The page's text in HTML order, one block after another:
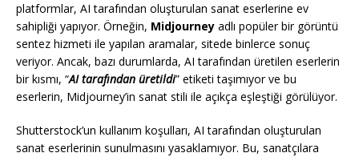
platformlar, AI tarafından oluşturulan sanat eserlerine ev
sahipliği yapıyor. Örneğin, Midjourney adlı popüler bir görüntü
sentez hizmeti ile yapılan aramalar, sitede binlerce sonuç
veriyor. Ancak, bazı durumlarda, AI tarafından üretilen eserlerin
bir kısmı, “AI tarafından üretildi” etiketi taşımıyor ve bu
eserlerin, Midjourney’in sanat stili ile açıkça eşleştiği görülüyor.
Shutterstock’un kullanım koşulları, AI tarafından oluşturulan
sanat eserlerinin sunulmasını yasaklamıyor. Bu, sanatçılara